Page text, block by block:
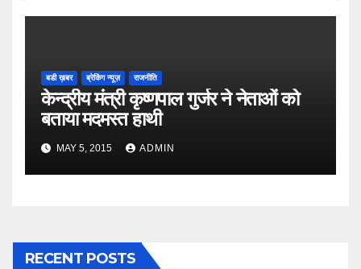
बडी ख़बर ब्रेकिंग न्यूज़ राजनीति
केन्द्रीय मंत्री कृष्णपाल गुर्जर ने नेताओं को
बताया मदमस्त हाथी
MAY 5, 2015 ADMIN
RECENT POSTS